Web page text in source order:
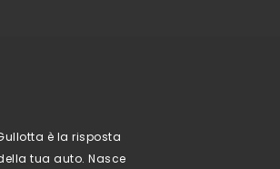
è la risposta
tua auto. Nasce